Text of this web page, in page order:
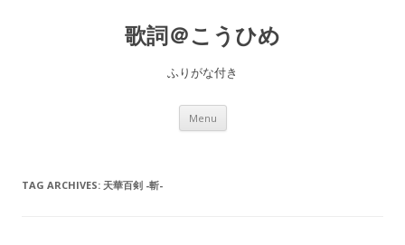
歌詞＠こうひめ
ふりがな付き
Menu Skip to content
TAG ARCHIVES: 天華百剣 -斬-